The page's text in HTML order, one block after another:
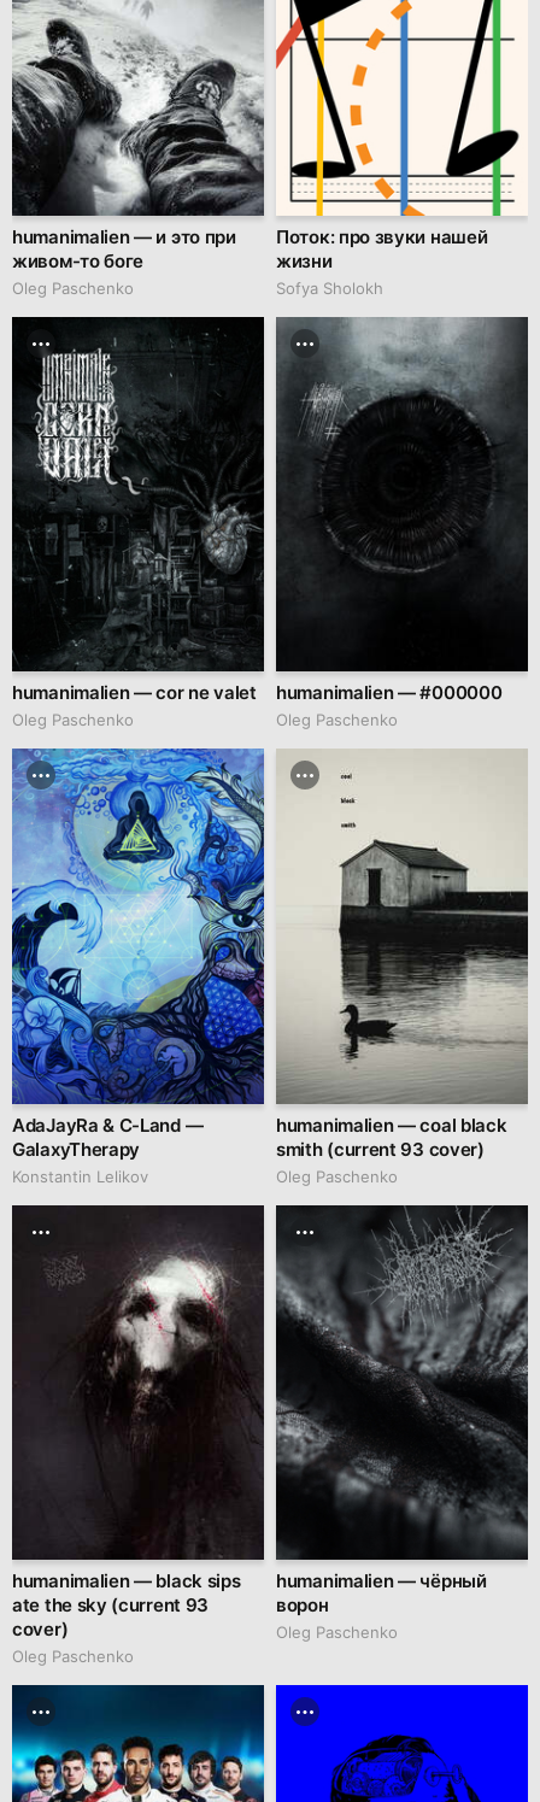
humanimalien — и это при
живом-то боге
Oleg Paschenko
Поток: про звуки нашей
жизни
Sofya Sholokh
humanimalien — cor ne valet
Oleg Paschenko
humanimalien — #000000
Oleg Paschenko
AdaJayRa & C-Land —
GalaxyTherapy
Konstantin Lelikov
humanimalien — coal black
smith (current 93 cover)
Oleg Paschenko
humanimalien — black sips
ate the sky (current 93
cover)
Oleg Paschenko
humanimalien — чёрный
ворон
Oleg Paschenko